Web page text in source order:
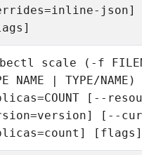
json]
scale (-f
NAME | TYPE/NAME) --
[--
[--
[flags]